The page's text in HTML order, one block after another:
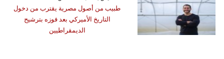
طبيب من أصول مصرية يقترب من دخول
التاريخ الأميركي بعد فوزه بترشيح
الديمقراطيين